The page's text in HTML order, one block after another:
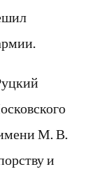
преданность
имени М. В.
и